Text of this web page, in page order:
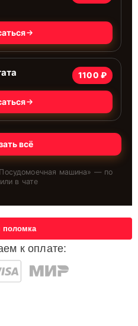
1100 ₽
всё
Посудомоечная машина» — по
в чате
к оплате:
поломка